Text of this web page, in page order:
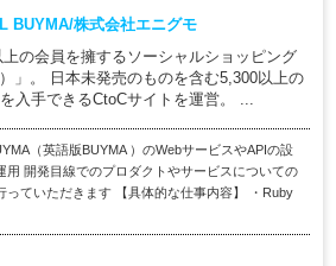
BUYMA/株式会社エニグモ
の会員を擁するソーシャルショッピング
」。 日本未発売のものを含む5,300以上の
入手できるCtoCサイトを運営。 ...
（英語版BUYMA ）のWebサービスやAPIの設
用 開発目線でのプロダクトやサービスについての
っていただきます 【具体的な仕事内容】 ・Ruby